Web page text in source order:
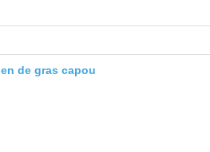
de gras capou